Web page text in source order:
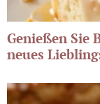
Genießen Sie
neues